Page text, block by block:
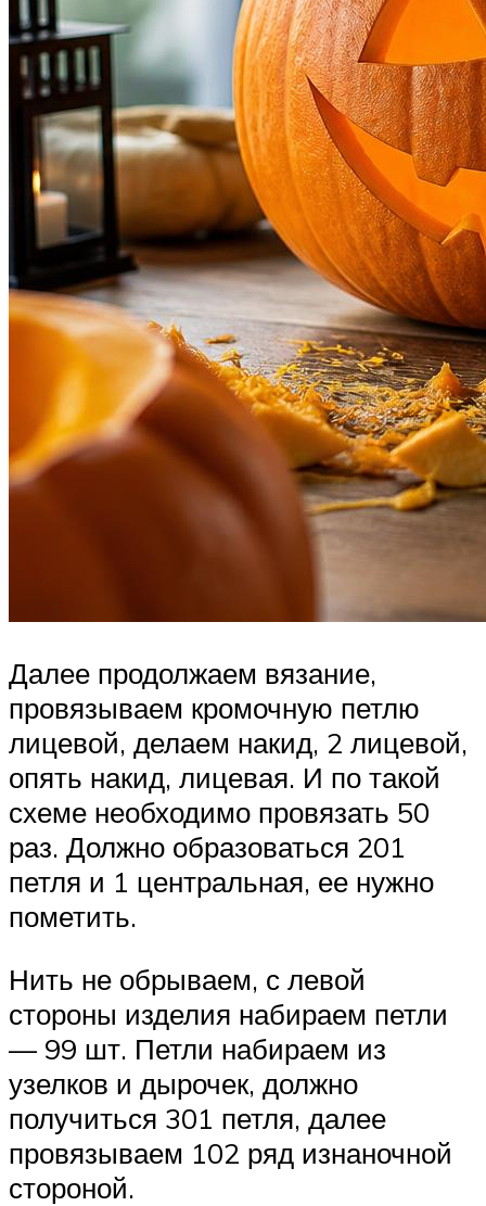
Далее продолжаем вязание,
провязываем кромочную петлю
лицевой, делаем накид, 2 лицевой,
опять накид, лицевая. И по такой
схеме необходимо провязать 50
раз. Должно образоваться 201
петля и 1 центральная, ее нужно
пометить.
Нить не обрываем, с левой
стороны изделия набираем петли
— 99 шт. Петли набираем из
узелков и дырочек, должно
получиться 301 петля, далее
провязываем 102 ряд изнаночной
стороной.